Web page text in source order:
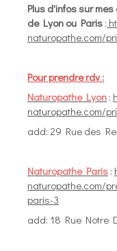
Plus d'infos sur
de Lyon ou Paris :
naturopathe.com/
Pour prendre rdv :
Naturopathe Lyon :
naturopathe.com/
add: 29 Rue des
Naturopathe Paris :
naturopathe.com/
paris-3
add: 18 Rue Notre